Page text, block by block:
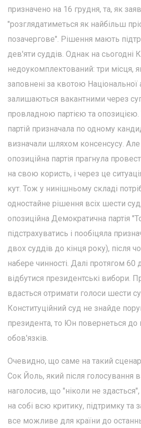
призначено на 16 грудня, та, як
"розглядатиметься як найбільш
позачергове". Рішення мають
дев'яти суддів. Однак на сьогодні
недоукомплектований: три місця,
заповнені за квотою Національної
залишаються вакантними через
провладною партією та
партій призначала по одному
визначали шляхом консенсусу. Але
опозиційна партія прагнула
на свою користь, і через це
кут. Тож у нинішньому складі
одностайне рішення всіх шести
опозиційна Демократична партія
підстрахуватись і пообіцяла
двох суддів до кінця року), після
набере чинності. Далі протягом 60
відбутися президентські вибори.
вдасться отримати голоси шести
Конституційний суд не знайде
президента, то Юн повернеться до
обов'язків.
Очевидно, що саме на такий
Сок Йоль, який після голосування
наголосив, що "ніколи не
на собі всю критику, підтримку та
все можливе для країни до